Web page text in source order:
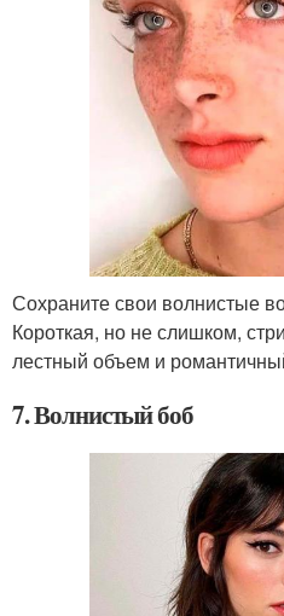
Сохраните свои волнистые
Короткая, но не слишком,
лестный объем и
7. Волнистый боб